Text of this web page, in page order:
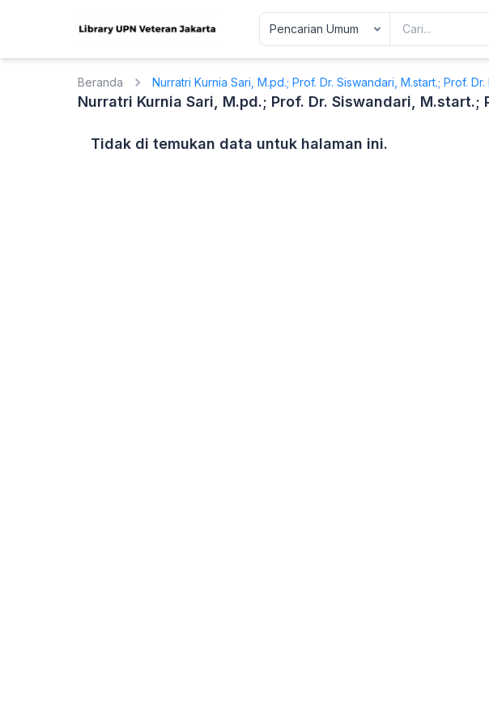
Beranda Nurratri Kurnia Sari, M.pd.; Prof. Dr. Siswandari, M.start.; Prof.
Nurratri Kurnia Sari, M.pd.; Prof. Dr. Siswandari, M.start.;
Tidak di temukan data untuk halaman ini.